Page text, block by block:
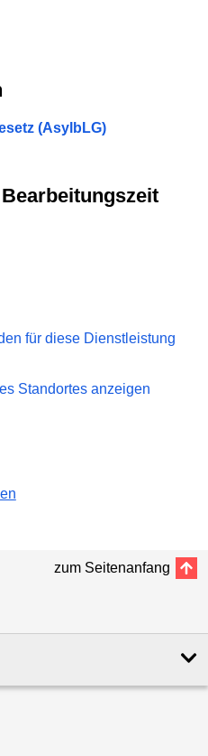
(AsylbLG)
für diese Dienstleistung
Standortes anzeigen
zum Seitenanfang